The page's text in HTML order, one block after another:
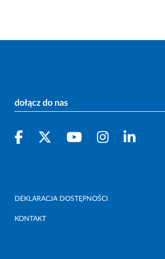
dołącz do nas
DEKLARACJA DOSTĘPNOŚCI
KONTAKT